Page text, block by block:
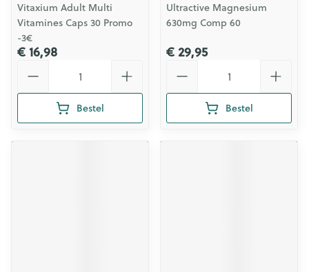
Vitaxium Adult Multi
Vitamines Caps 30 Promo
-3€
€ 16,98
Bestel
Ultractive Magnesium
630mg Comp 60
€ 29,95
Bestel